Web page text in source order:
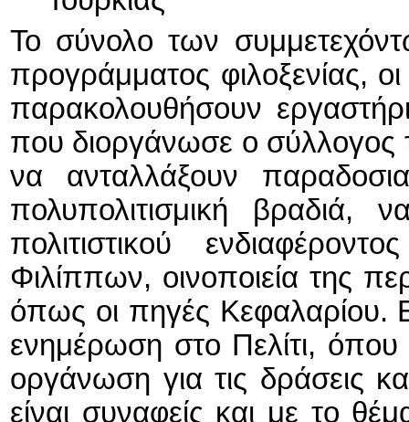
Το σύνολο των
προγράμματος φιλοξενίας,
παρακολουθήσουν
που διοργάνωσε ο σύλλογος
να ανταλλάξουν
πολυπολιτισμική βραδιά,
πολιτιστικού
Φιλίππων, οινοποιεία της
όπως οι πηγές Κεφαλαρίου.
ενημέρωση στο Πελίτι,
οργάνωση για τις δράσεις
είναι συναφείς και με το